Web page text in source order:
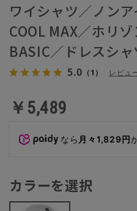
ワイシャツ／ノン
COOL MAX／ホリ
BASIC／ドレスシャ
5.0 （1） レビュ
￥5,489
なら 月々1,829円
カラーを選択